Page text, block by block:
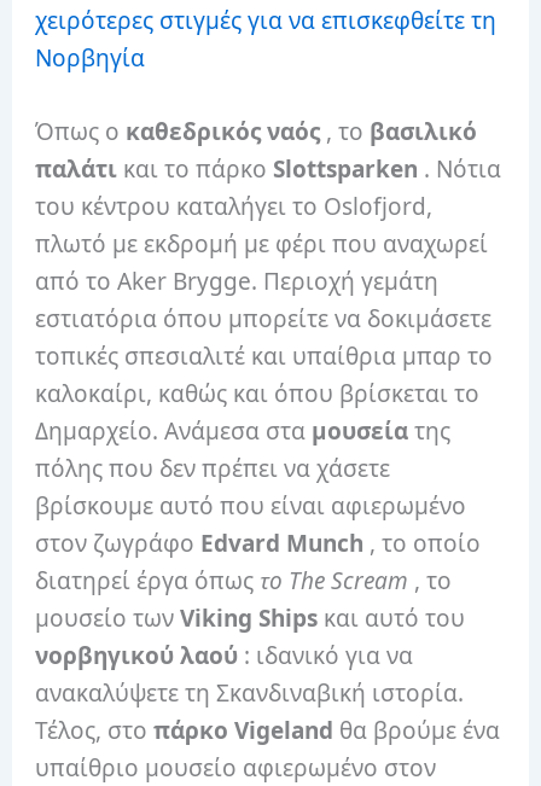
χειρότερες στιγμές για να επισκεφθείτε τη
Νορβηγία
Όπως ο καθεδρικός ναός, το βασιλικό
παλάτι και το πάρκο Slottsparken . Νότια
του κέντρου καταλήγει το Oslofjord,
πλωτό με εκδρομή με φέρι που αναχωρεί
από το Aker Brygge. Περιοχή γεμάτη
εστιατόρια όπου μπορείτε να δοκιμάσετε
τοπικές σπεσιαλιτέ και υπαίθρια μπαρ το
καλοκαίρι, καθώς και όπου βρίσκεται το
Δημαρχείο. Ανάμεσα στα μουσείατης
πόλης που δεν πρέπει να χάσετε
βρίσκουμε αυτό που είναι αφιερωμένο
στον ζωγράφο Edvard Munch , το οποίο
διατηρεί έργα όπως το The Scream , το
μουσείο τωνViking Ships και αυτό του
νορβηγικού λαού : ιδανικό για να
ανακαλύψετε τη Σκανδιναβική ιστορία.
Τέλος, στοπάρκο Vigeland θα βρούμε ένα
υπαίθριο μουσείο αφιερωμένο στον